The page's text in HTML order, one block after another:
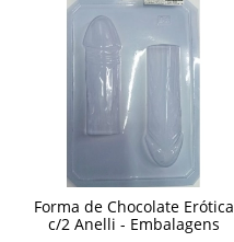
Forma de Chocolate Erótica
c/2 Anelli - Embalagens